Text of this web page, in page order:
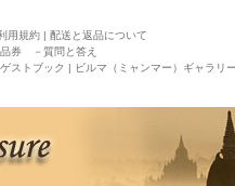
用規約 | 配送と返品について
券 －質問と答え
ゲストブック | ビルマ（ミャンマー）ギャラリ